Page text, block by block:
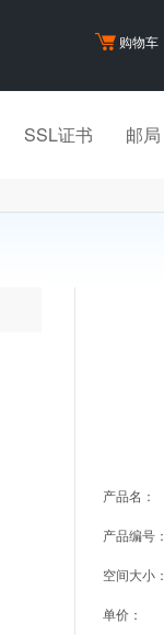
购物车
SSL证书 邮局
产品名：
产品编号：
空间大小：
单价：